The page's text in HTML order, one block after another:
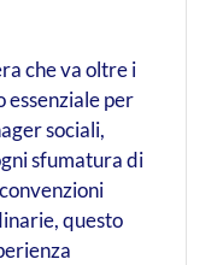
che va oltre i
essenziale per
sociali,
sfumatura di
questo